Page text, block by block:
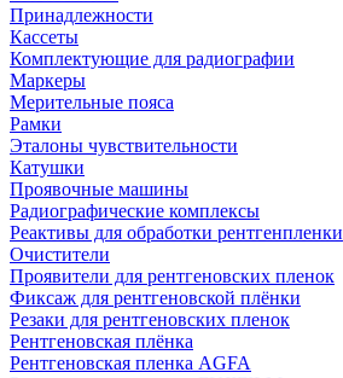
Принадлежности
Кассеты
Комплектующие для радиографии
Маркеры
Мерительные пояса
Рамки
Эталоны чувствительности
Катушки
Проявочные машины
Радиографические комплексы
Реактивы для обработки рентгенпленки
Очистители
Проявители для рентгеновских пленок
Фиксаж для рентгеновской плёнки
Резаки для рентгеновских пленок
Рентгеновская плёнка
Рентгеновская пленка AGFA